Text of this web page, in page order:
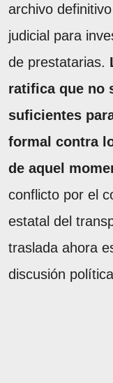
archivo
judicial para
de prestatarias.
ratifica que no
suficientes
formal contra
de aquel
conflicto por el
estatal del
traslada ahora
discusión